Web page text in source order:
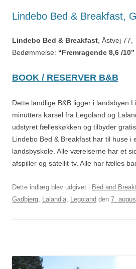
Lindebo Bed & Breakfast,
Lindebo Bed & Breakfast , Åstvej
Bedømmelse: “Fremragende 8,6 /10”
BOOK / RESERVER B&B
Dette landlige B&B ligger i landsbyen
minutters kørsel fra Legoland og
udstyret fælleskøkken og tilbyder
Lindebo Bed & Breakfast har til huse i
landsbyskole. Alle værelserne har et
afspiller og satellit-tv. Alle har fælles
Dette indlæg blev udgivet i Bed and
Gadbjerg Lalandia Legoland den 7.